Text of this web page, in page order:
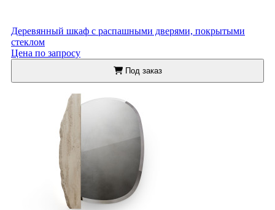
Деревянный шкаф с распашными дверями, покрытыми
стеклом
Цена по запросу
Под заказ